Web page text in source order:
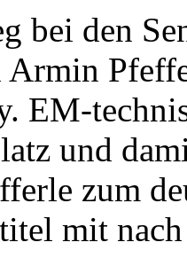
bei den
Armin
EM-
und
zum
mit